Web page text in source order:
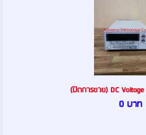
(ปิดการขาย) DC
0 บาท